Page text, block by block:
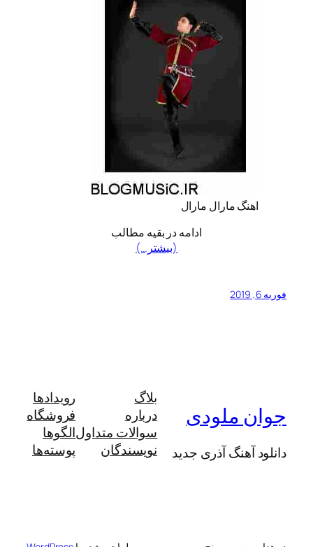
اهنگ مارال مارال
ادامه در بقیه مطالب
(بیشتر…)
فوریه 6, 2019
جوان ملودی
دانلود آهنگ آذری جدید
بلاگ
درباره
سوالات متداول
نویسندگان
رویدادها
فروشگاه
الگوها
پوسته‌ها